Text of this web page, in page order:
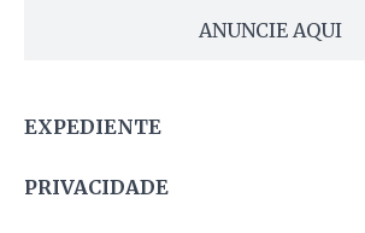
ANUNCIE AQUI
EXPEDIENTE
PRIVACIDADE